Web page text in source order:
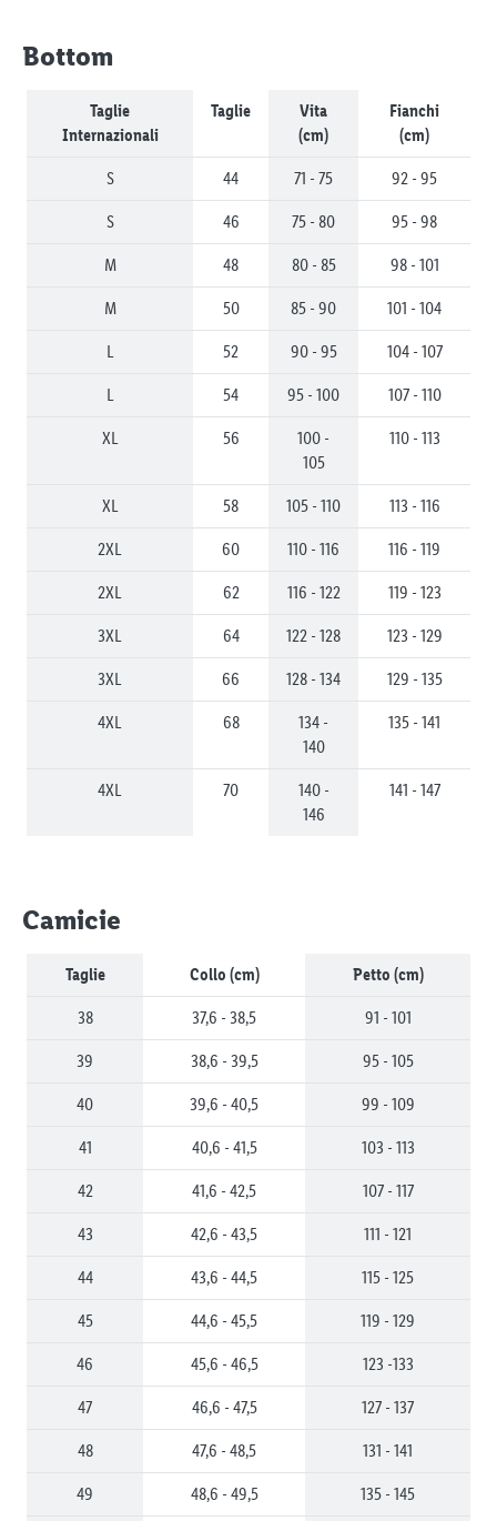
Bottom
Taglie
Internazionali
Taglie
Vita
(cm)
Fianchi
(cm)
S 44 71 - 75 92 - 95
S 46 75 - 80 95 - 98
M 48 80 - 85 98 - 101
M 50 85 - 90 101 - 104
L 52 90 - 95 104 - 107
L 54 95 - 100 107 - 110
XL 56
100 -
105
110 - 113
XL 58 105 - 110 113 - 116
2XL 60 110 - 116 116 - 119
2XL 62 116 - 122 119 - 123
3XL 64 122 - 128 123 - 129
3XL 66 128 - 134 129 - 135
4XL 68
134 -
140
135 - 141
4XL 70
140 -
146
141 - 147
Camicie
Taglie Collo (cm) Petto (cm)
38 37,6 - 38,5 91 - 101
39 38,6 - 39,5 95 - 105
40 39,6 - 40,5 99 - 109
41 40,6 - 41,5 103 - 113
42 41,6 - 42,5 107 - 117
43 42,6 - 43,5 111 - 121
44 43,6 - 44,5 115 - 125
45 44,6 - 45,5 119 - 129
46 45,6 - 46,5 123 -133
47 46,6 - 47,5 127 - 137
48 47,6 - 48,5 131 - 141
49 48,6 - 49,5 135 - 145